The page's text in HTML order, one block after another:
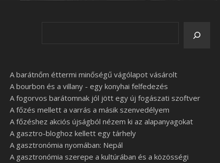
A barátnőm éttermi minőségű vágólapot vásárolt
A bourbon és a villany - egy konyhai felfedezés
A fogorvos barátomnak jól jött egy új fogászati szoftver
A főzés mellett a varrás a másik szenvedélyem
A főzéshez akciós újságból nézem ki az alapanyagokat
A gasztro-bloghoz kellett egy tárhely
A gasztronómia nyomában: Nepál
A gasztronómia szerepe a kultúrában és a közösségi